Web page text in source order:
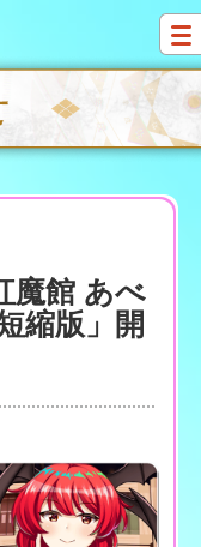
魔館 あべ
縮版」開